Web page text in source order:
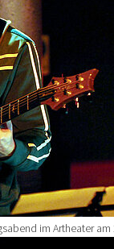
im Artheater am